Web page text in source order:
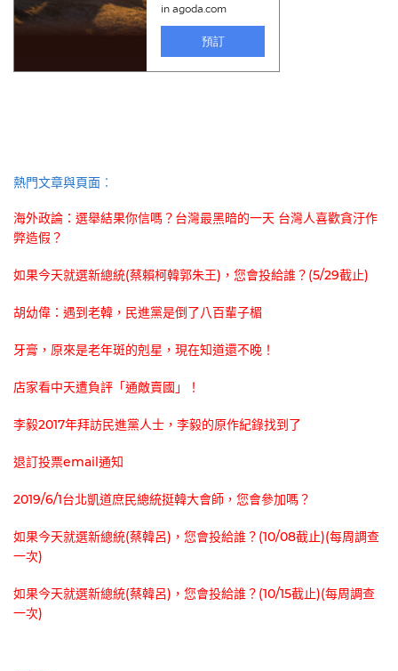
熱門文章與頁面︰
海外政論：選舉結果你信嗎？台灣最黑暗的一天 台灣人喜歡貪汙作
弊造假？
如果今天就選新總統(蔡賴柯韓郭朱王)，您會投給誰？(5/29截止)
胡幼偉：遇到老韓，民進黨是倒了八百輩子楣
牙膏，原來是老年斑的剋星，現在知道還不晚！
店家看中天遭負評「通敵賣國」！
李毅2017年拜訪民進黨人士，李毅的原作紀錄找到了
退訂投票email通知
2019/6/1台北凱道庶民總統挺韓大會師，您會參加嗎？
如果今天就選新總統(蔡韓呂)，您會投給誰？(10/08截止)(每周調查
一次)
如果今天就選新總統(蔡韓呂)，您會投給誰？(10/15截止)(每周調查
一次)